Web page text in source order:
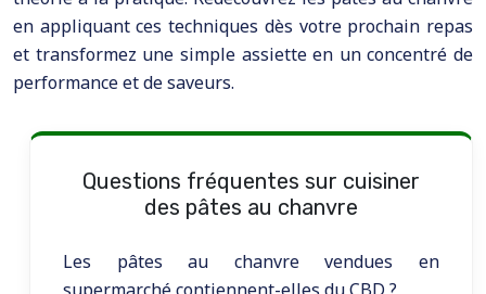
en appliquant ces techniques dès votre prochain repas
et transformez une simple assiette en un concentré de
performance et de saveurs.
Questions fréquentes sur cuisiner
des pâtes au chanvre
Les pâtes au chanvre vendues en